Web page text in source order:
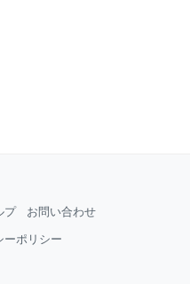
プ お問い合わせ
ーポリシー